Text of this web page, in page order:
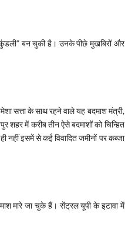
बन चुकी है। उनके पीछे मुखबिरों और
सत्ता के साथ रहने वाले यह बदमाश मंत्री,
शहर में करीब तीन ऐसे बदमाशों को चिन्हित
नहीं इसमें से कई विवादित जमीनों पर कब्जा
मारे जा चुके हैं। सेंट्रल यूपी के इटावा में